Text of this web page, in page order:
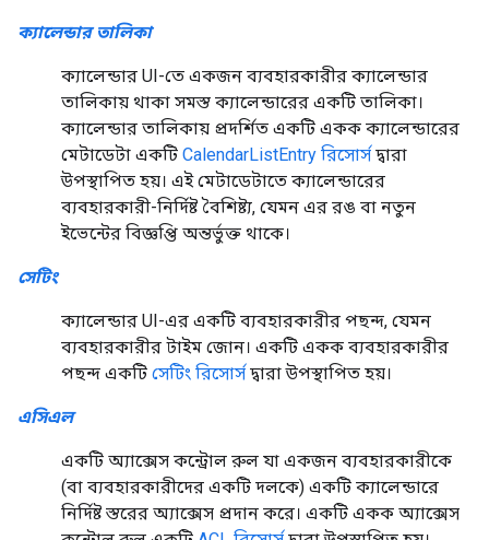
ক্যালেন্ডার তালিকা
ক্যালেন্ডার UI-তে একজন ব্যবহারকারীর ক্যালেন্ডার
তালিকায় থাকা সমস্ত ক্যালেন্ডারের একটি তালিকা।
ক্যালেন্ডার তালিকায় প্রদর্শিত একটি একক ক্যালেন্ডারের
মেটাডেটা একটি CalendarListEntry রিসোর্স দ্বারা
উপস্থাপিত হয়। এই মেটাডেটাতে ক্যালেন্ডারের
ব্যবহারকারী-নির্দিষ্ট বৈশিষ্ট্য, যেমন এর রঙ বা নতুন
ইভেন্টের বিজ্ঞপ্তি অন্তর্ভুক্ত থাকে।
সেটিং
ক্যালেন্ডার UI-এর একটি ব্যবহারকারীর পছন্দ, যেমন
ব্যবহারকারীর টাইম জোন। একটি একক ব্যবহারকারীর
পছন্দ একটি সেটিং রিসোর্স দ্বারা উপস্থাপিত হয়।
এসিএল
একটি অ্যাক্সেস কন্ট্রোল রুল যা একজন ব্যবহারকারীকে
(বা ব্যবহারকারীদের একটি দলকে) একটি ক্যালেন্ডারে
নির্দিষ্ট স্তরের অ্যাক্সেস প্রদান করে। একটি একক অ্যাক্সেস